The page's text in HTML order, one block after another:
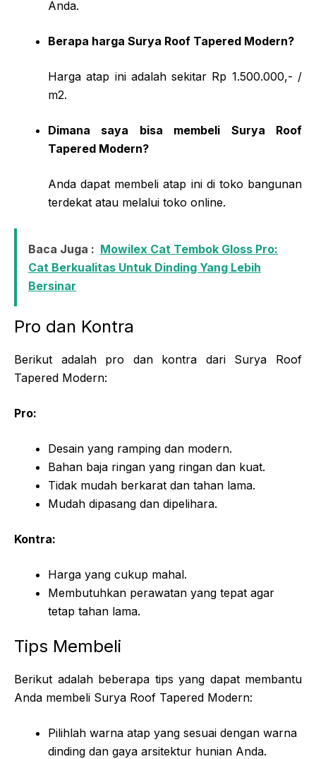
Anda.
Berapa harga Surya Roof Tapered Modern?
Harga atap ini adalah sekitar Rp 1.500.000,- /
m2.
Dimana saya bisa membeli Surya Roof
Tapered Modern?
Anda dapat membeli atap ini di toko bangunan
terdekat atau melalui toko online.
Baca Juga : Mowilex Cat Tembok Gloss Pro:
Cat Berkualitas Untuk Dinding Yang Lebih
Bersinar
Pro dan Kontra
Berikut adalah pro dan kontra dari Surya Roof
Tapered Modern:
Pro:
Desain yang ramping dan modern.
Bahan baja ringan yang ringan dan kuat.
Tidak mudah berkarat dan tahan lama.
Mudah dipasang dan dipelihara.
Kontra:
Harga yang cukup mahal.
Membutuhkan perawatan yang tepat agar
tetap tahan lama.
Tips Membeli
Berikut adalah beberapa tips yang dapat membantu
Anda membeli Surya Roof Tapered Modern:
Pilihlah warna atap yang sesuai dengan warna
dinding dan gaya arsitektur hunian Anda.